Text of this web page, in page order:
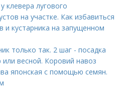
клевера лугового
на участке. Как избавиться
и кустарника на запущенном
только так. 2 шаг - посадка
весной. Коровий навоз
японская с помощью семян.